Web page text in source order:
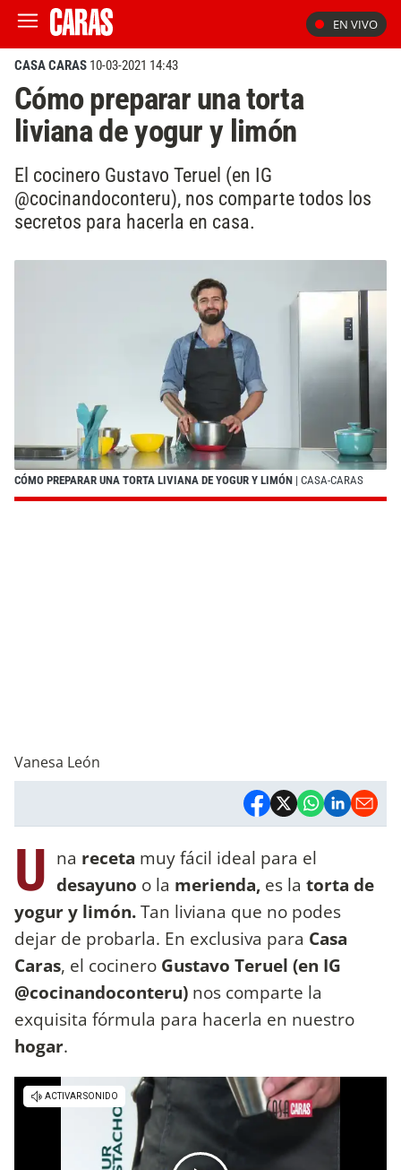
EN VIVO
CASA CARAS 10-03-2021 14:43
Cómo preparar una torta
liviana de yogur y limón
El cocinero Gustavo Teruel (en IG
@cocinandoconteru), nos comparte todos los
secretos para hacerla en casa.
CÓMO PREPARAR UNA TORTA LIVIANA DE YOGUR Y LIMÓN | CASA-CARAS
Vanesa León
U na receta muy fácil ideal para el
desayuno o la merienda, es la torta de
yogur y limón.Tan liviana que no podes
dejar de probarla. En exclusiva para Casa
Caras, el cocinero Gustavo Teruel (en IG
@cocinandoconteru) nos comparte la
exquisita fórmula para hacerla en nuestro
hogar.